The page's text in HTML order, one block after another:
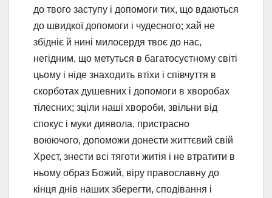
до твого заступу і допомоги тих, що вдаються
до швидкої допомоги і чудесного; хай не
збідніє й нині милосердя твоє до нас,
негідним, що метуться в багатосуєтному світі
цьому і ніде знаходить втіхи і співчуття в
скорботах душевних і допомоги в хворобах
тілесних; зціли наші хвороби, звільни від
спокус і муки диявола, пристрасно
воюючого, допоможи донести життєвий свій
Хрест, знести всі тяготи житія і не втратити в
ньому образ Божий, віру православну до
кінця днів наших зберегти, сподівання і